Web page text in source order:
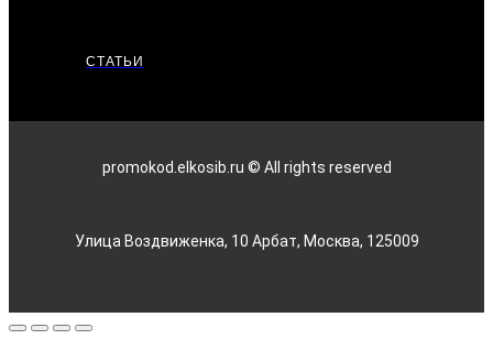
СТАТЬИ
promokod.elkosib.ru © All rights reserved
Улица Воздвиженка, 10 Арбат, Москва, 125009